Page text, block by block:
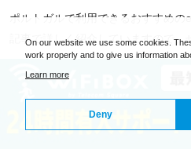
ポルトガルで利用できるおすすめ
記事で詳しく紹介していますので、
関連記事
On our website we use some cookies.
work properly and to give us information
Learn more
Deny